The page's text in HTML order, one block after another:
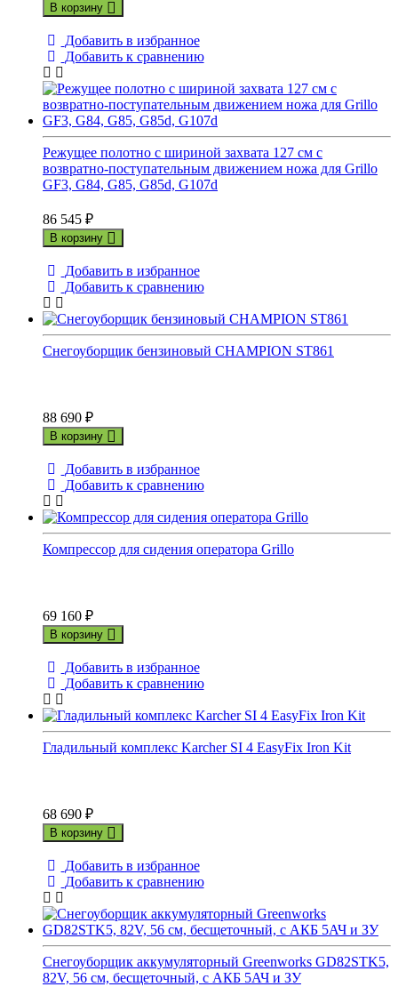
В корзину
Добавить в избранное
Добавить к сравнению
Режущее полотно с шириной захвата 127 см с
возвратно-поступательным движением ножа для Grillo
GF3, G84, G85, G85d, G107d
86 545 ₽
В корзину
Добавить в избранное
Добавить к сравнению
Снегоуборщик бензиновый CHAMPION ST861
88 690 ₽
В корзину
Добавить в избранное
Добавить к сравнению
Компрессор для сидения оператора Grillo
69 160 ₽
В корзину
Добавить в избранное
Добавить к сравнению
Гладильный комплекс Karcher SI 4 EasyFix Iron Kit
68 690 ₽
В корзину
Добавить в избранное
Добавить к сравнению
Снегоуборщик аккумуляторный Greenworks GD82STK5,
82V, 56 см, бесщеточный, c АКБ 5АЧ и ЗУ